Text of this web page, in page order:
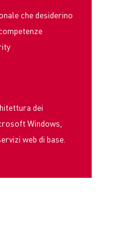
che desiderino
dei
Windows,
web di base.